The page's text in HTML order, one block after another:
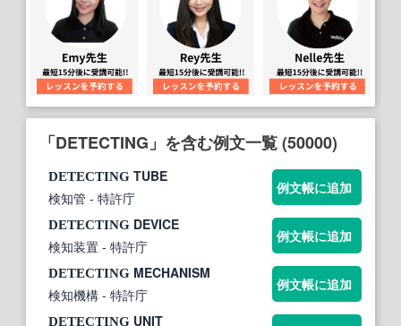
「DETECTING」を含む例文一覧 (50000)
DETECTING TUBE
検知管 - 特許庁
例文帳に追加
DETECTING DEVICE
検知装置 - 特許庁
例文帳に追加
DETECTING MECHANISM
検知機構 - 特許庁
例文帳に追加
DETECTING UNIT